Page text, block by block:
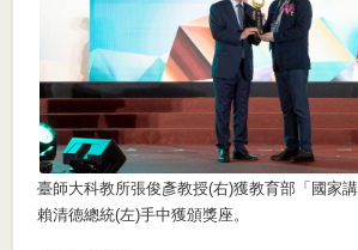
臺師大科教所張俊彥教授(右)獲教育部「國家
賴清德總統(左)手中獲頒獎座。